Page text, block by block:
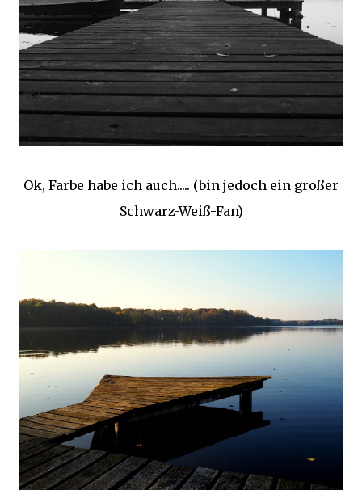
Ok, Farbe habe ich auch..... (bin jedoch ein großer
Schwarz-Weiß-Fan)